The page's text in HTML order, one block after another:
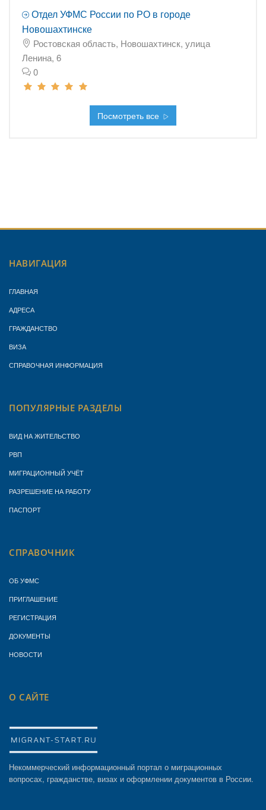
Отдел УФМС России по РО в городе
Новошахтинске
Ростовская область, Новошахтинск, улица
Ленина, 6
0
Посмотреть все
НАВИГАЦИЯ
ГЛАВНАЯ
АДРЕСА
ГРАЖДАНСТВО
ВИЗА
СПРАВОЧНАЯ ИНФОРМАЦИЯ
ПОПУЛЯРНЫЕ РАЗДЕЛЫ
ВИД НА ЖИТЕЛЬСТВО
РВП
МИГРАЦИОННЫЙ УЧЁТ
РАЗРЕШЕНИЕ НА РАБОТУ
ПАСПОРТ
СПРАВОЧНИК
ОБ УФМС
ПРИГЛАШЕНИЕ
РЕГИСТРАЦИЯ
ДОКУМЕНТЫ
НОВОСТИ
О САЙТЕ
Некоммерческий информационный портал о миграционных
вопросах, гражданстве, визах и оформлении документов в России.